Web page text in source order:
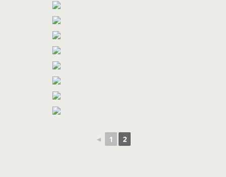
◄ 1 2